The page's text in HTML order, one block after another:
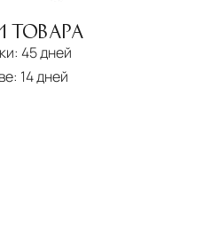
и Московской
МО предусмотрены
непосредственно к
сроков
ТОВАРА
45 дней
14 дней